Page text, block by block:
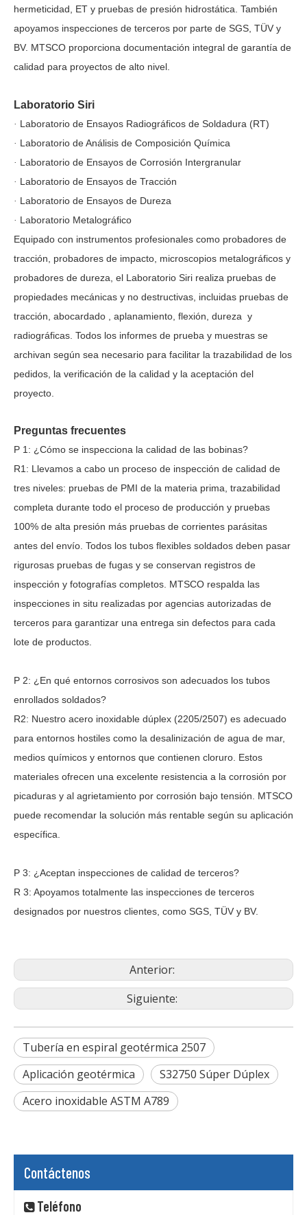
hermeticidad, ET y pruebas de presión hidrostática. También
apoyamos inspecciones de terceros por parte de SGS, TÜV y
BV. MTSCO proporciona documentación integral de garantía de
calidad para proyectos de alto nivel.
Laboratorio Siri
· Laboratorio de Ensayos Radiográficos de Soldadura (RT)
· Laboratorio de Análisis de Composición Química
· Laboratorio de Ensayos de Corrosión Intergranular
· Laboratorio de Ensayos de Tracción
· Laboratorio de Ensayos de Dureza
· Laboratorio Metalográfico
Equipado con instrumentos profesionales como probadores de
tracción, probadores de impacto, microscopios metalográficos y
probadores de dureza, el Laboratorio Siri realiza pruebas de
propiedades mecánicas y no destructivas, incluidas pruebas de
tracción, abocardado
aplanamiento, flexión, dureza y
radiográficas. Todos los informes de prueba y muestras se
archivan según sea necesario para facilitar la trazabilidad de los
pedidos, la verificación de la calidad y la aceptación del
proyecto.
Preguntas frecuentes
P 1 : ¿Cómo se inspecciona la calidad de las bobinas?
R1: Llevamos a cabo un proceso de inspección de calidad de
tres niveles: pruebas de PMI de la materia prima, trazabilidad
completa durante todo el proceso de producción y pruebas
100% de alta presión más pruebas de corrientes parásitas
antes del envío. Todos los tubos flexibles soldados deben pasar
rigurosas pruebas de fugas y se conservan registros de
inspección y fotografías completos. MTSCO respalda las
inspecciones in situ realizadas por agencias autorizadas de
terceros para garantizar una entrega sin defectos para cada
lote de productos.
P 2: ¿En qué entornos corrosivos son adecuados los tubos
enrollados soldados?
R2: Nuestro acero inoxidable dúplex (2205/2507) es adecuado
para entornos hostiles como la desalinización de agua de mar,
medios químicos y entornos que contienen cloruro. Estos
materiales ofrecen una excelente resistencia a la corrosión por
picaduras y al agrietamiento por corrosión bajo tensión. MTSCO
puede recomendar la solución más rentable según su aplicación
específica.
P 3: ¿Aceptan inspecciones de calidad de terceros?
R 3: Apoyamos totalmente las inspecciones de terceros
designados por nuestros clientes, como SGS, TÜV y BV.
Anterior:
Siguiente:
Tubería en espiral geotérmica 2507
Aplicación geotérmica
S32750 Súper Dúplex
Acero inoxidable ASTM A789
Contáctenos
 Teléfono